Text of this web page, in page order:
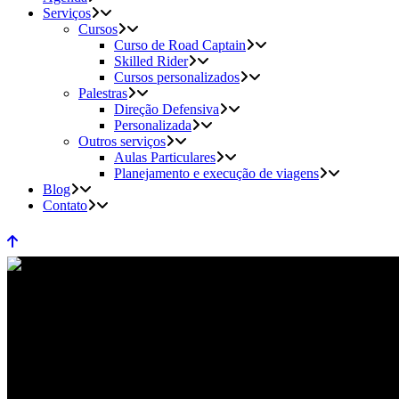
Serviços
Cursos
Curso de Road Captain
Skilled Rider
Cursos personalizados
Palestras
Direção Defensiva
Personalizada
Outros serviços
Aulas Particulares
Planejamento e execução de viagens
Blog
Contato